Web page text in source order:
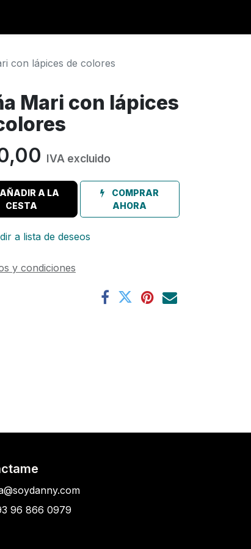
con lápices de colores
Mari con lápices
IVA excluido
AÑADIR A LA
CESTA
COMPRAR
AHORA
a lista de deseos
y condiciones
96 866 0979